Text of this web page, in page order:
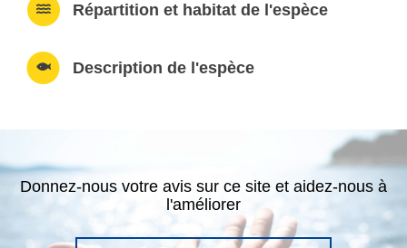
Répartition et habitat de l'espèce
Description de l'espèce
Donnez-nous votre avis sur ce site et aidez-nous à
l'améliorer